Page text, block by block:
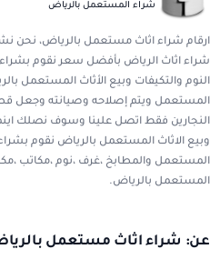
شراء المستعمل بالرياض
ارقام شراء اثاث مستعمل بالرياض، نحن
شراء اثاث الرياض بأفضل سعر نقوم بشراء
النوم والتكيفات وبيع الأثاث المستعمل
المستعمل ويتم إصلاحه وصيانته وجعل
النجارين فقط اتصل علينا وسوف نصلك
وبيع الاثاث المستعمل بالرياض نقوم
المستعمل والمطابخ ،غرف ،نوم ،مكاتب
المستعمل بالرياض.
عن: شراء اثاث مستعمل